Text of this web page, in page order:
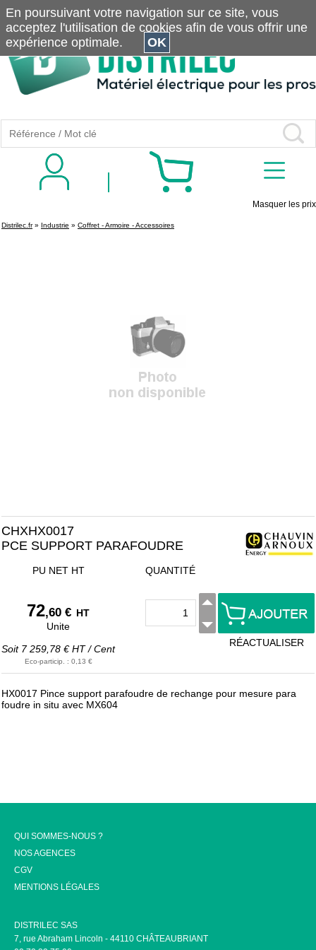
Masquer les prix
Distrilec.fr» Industrie » Coffret - Armoire - Accessoires
CHXHX0017
PCE SUPPORT PARAFOUDRE
PU NET HT
72,60 € HT
Unite
Soit 7 259,78 € HT/Cent
Eco-particip. : 0,13 €
QUANTITÉ
RÉACTUALISER
HX0017 Pince support parafoudre de rechange pour mesure para
foudre in situ avec MX604
QUI SOMMES-NOUS ?
NOS AGENCES
CGV
MENTIONS LÉGALES
DISTRILEC SAS
7, rue Abraham Lincoln - 44110 CHÂTEAUBRIANT
En poursuivant votre navigation sur ce site, vous
acceptez l'utilisation de cookies afin de vous offrir une
expérience optimale.
OK